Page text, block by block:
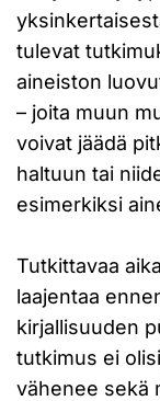
tulevat
aineiston
– joita muun
voivat jäädä
haltuun tai
esimerkiksi
Tutkittavaa
laajentaa
kirjallisuuden
tutkimus ei
vähenee sekä